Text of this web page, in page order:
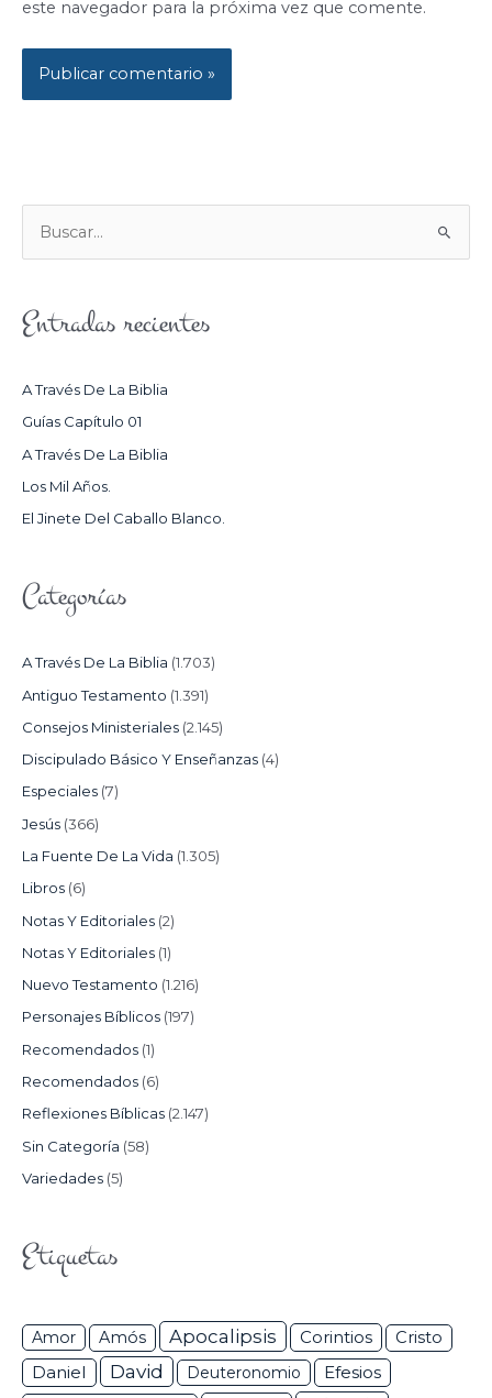
este navegador para la próxima vez que comente.
U
C
R
:
Entradas recientes
A Través De La Biblia
Guías Capítulo 01
A Través De La Biblia
Los Mil Años.
El Jinete Del Caballo Blanco.
Categorías
A Través De La Biblia (1.703)
Antiguo Testamento (1.391)
Consejos Ministeriales (2.145)
Discipulado Básico Y Enseñanzas (4)
Especiales (7)
Jesús (366)
La Fuente De La Vida (1.305)
Libros (6)
Notas Y Editoriales (2)
Notas Y Editoriales (1)
Nuevo Testamento (1.216)
Personajes Bíblicos (197)
Recomendados (1)
Recomendados (6)
Reflexiones Bíblicas (2.147)
Sin Categoría (58)
Variedades (5)
Etiquetas
Amor Amós Apocalipsis Corintios Cristo
Daniel David Deuteronomio Efesios